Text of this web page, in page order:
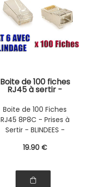
Boite de 100 fiches
RJ45 à sertir -
SHIELDED - CAT5
CAT6
Boite de 100 Fiches
RJ45 8P8C - Prises à
Sertir - BLINDEES -
19.90 €